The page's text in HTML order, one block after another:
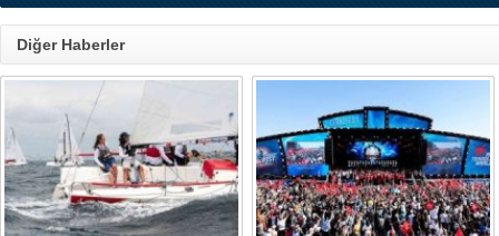
Diğer Haberler